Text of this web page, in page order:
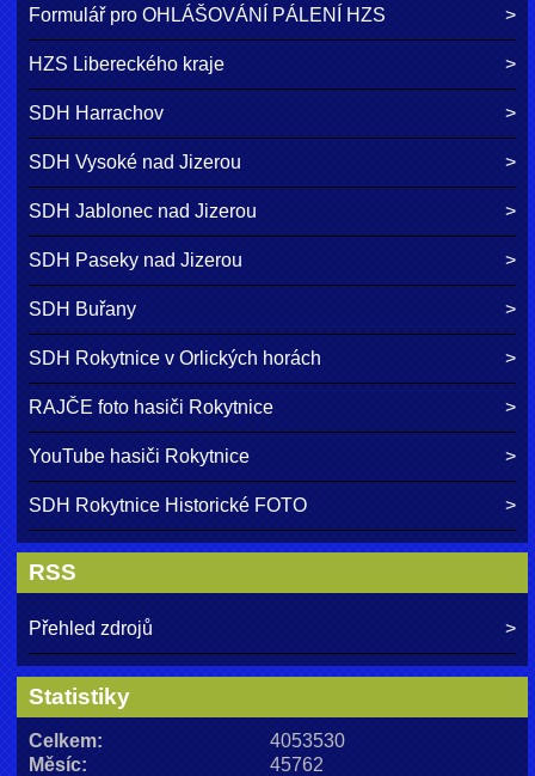
Formulář pro OHLÁŠOVÁNÍ PÁLENÍ HZS
HZS Libereckého kraje
SDH Harrachov
SDH Vysoké nad Jizerou
SDH Jablonec nad Jizerou
SDH Paseky nad Jizerou
SDH Buřany
SDH Rokytnice v Orlických horách
RAJČE foto hasiči Rokytnice
YouTube hasiči Rokytnice
SDH Rokytnice Historické FOTO
RSS
Přehled zdrojů
Statistiky
Celkem:
4053530
Měsíc:
45762